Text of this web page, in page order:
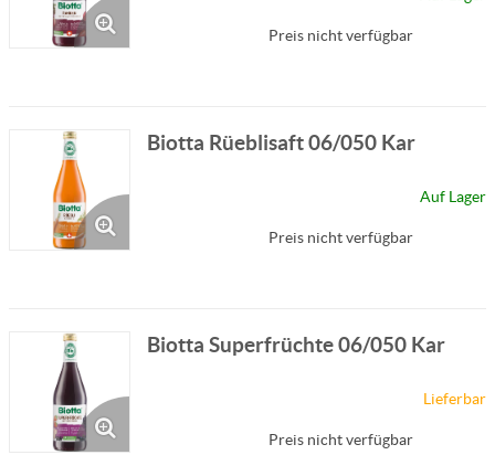
Preis nicht verfügbar
Biotta Rüeblisaft 06/050 Kar
Auf Lager
Preis nicht verfügbar
Biotta Superfrüchte 06/050 Kar
Lieferbar
Preis nicht verfügbar